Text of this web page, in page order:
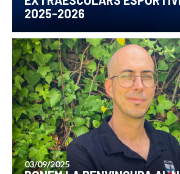
2025-2026
03/09/2025